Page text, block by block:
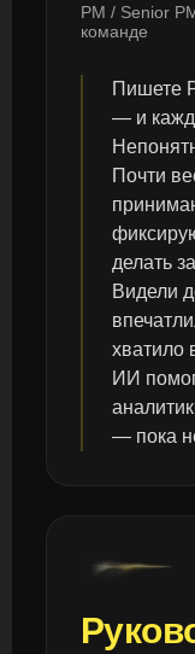
PM / Senior
команде
Пишете
— и
Почти
делать
Видели
хватило
ИИ
— пока